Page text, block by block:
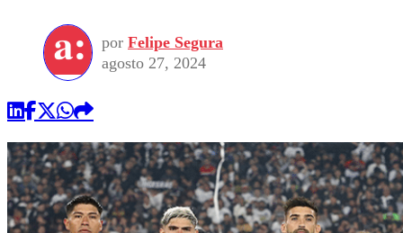
por Felipe Segura
agosto 27, 2024